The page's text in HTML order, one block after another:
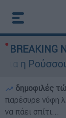
BREAKING
η Ρούσσου
δημοφιλές
παρέσυρε νύφη
να πάει σπίτι...